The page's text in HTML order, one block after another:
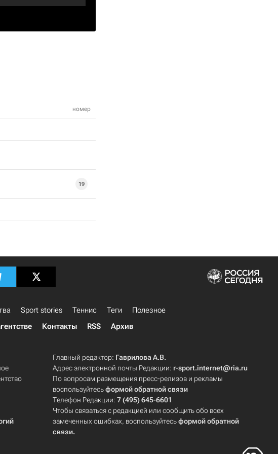
номер
19
Sport stories Теннис Теги
Полезное
Контакты RSS Архив
Главный редактор: Гаврилова А.В.
Адрес электронной почты Редакции: r-sport.internet@ria.ru
По вопросам размещения пресс-релизов и рекламы
воспользуйтесьформой обратной связи
Телефон Редакции:7 (495) 645-6601
Чтобы связаться с редакцией или сообщить обо всех
замеченных ошибках, воспользуйтесьформой обратной
связи.